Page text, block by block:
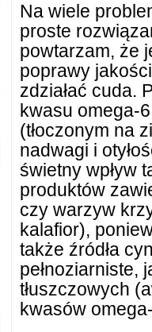
Na wiele
proste
powtarzam, że
poprawy
zdziałać cuda.
kwasu omega-
(tłoczonym na
nadwagi i
świetny wpływ
produktów
czy warzyw
kalafior),
także źródła
pełnoziarniste,
tłuszczowych
kwasów